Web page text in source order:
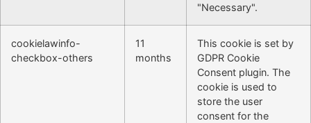
"Necessary".
cookielawinfo-
checkbox-others
11
months
This cookie is set by
GDPR Cookie
Consent plugin. The
cookie is used to
store the user
consent for the